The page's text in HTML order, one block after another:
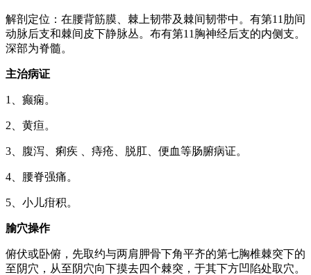
解剖定位：在腰背筋膜、棘上韧带及棘间韧带中。有第11肋间
动脉后支和棘间皮下静脉丛。布有第11胸神经后支的内侧支。
深部为脊髓。
主治病证
1、癫痫。
2、黄疸。
3、腹泻、痢疾 、痔疮、脱肛、便血等肠腑病证。
4、腰脊强痛。
5、小儿疳积。
腧穴操作
俯伏或卧俯，先取约与两肩胛骨下角平齐的第七胸椎棘突下的
至阴穴，从至阴穴向下摸去四个棘突，于其下方凹陷处取穴。